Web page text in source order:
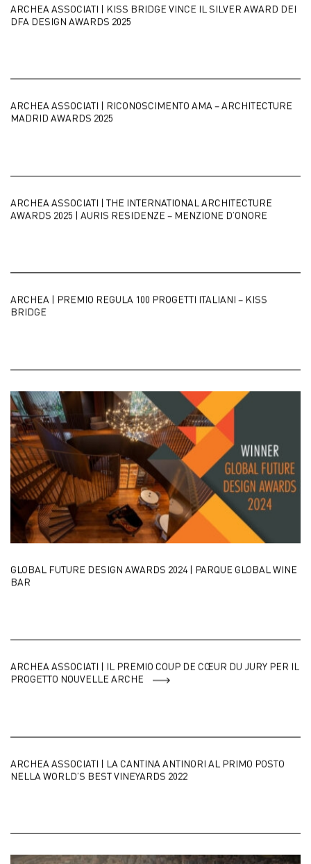
ARCHEA ASSOCIATI | KISS BRIDGE VINCE IL SILVER AWARD DEI
DFA DESIGN AWARDS 2025
ARCHEA ASSOCIATI | RICONOSCIMENTO AMA – ARCHITECTURE
MADRID AWARDS 2025
ARCHEA ASSOCIATI | THE INTERNATIONAL ARCHITECTURE
AWARDS 2025 | AURIS RESIDENZE – MENZIONE D’ONORE
ARCHEA | PREMIO REGULA 100 PROGETTI ITALIANI – KISS
BRIDGE
GLOBAL FUTURE DESIGN AWARDS 2024 | PARQUE GLOBAL WINE
BAR
ARCHEA ASSOCIATI | IL PREMIO COUP DE CŒUR DU JURY PER IL
PROGETTO NOUVELLE ARCHE
ARCHEA ASSOCIATI | LA CANTINA ANTINORI AL PRIMO POSTO
NELLA WORLD’S BEST VINEYARDS 2022